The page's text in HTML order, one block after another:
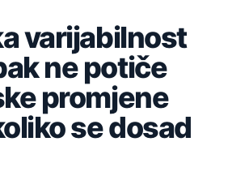
varijabilnost
ne potiče
promjene
se dosad